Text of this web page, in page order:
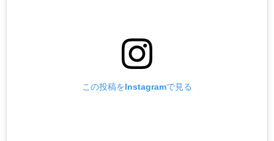
この投稿をInstagramで見る